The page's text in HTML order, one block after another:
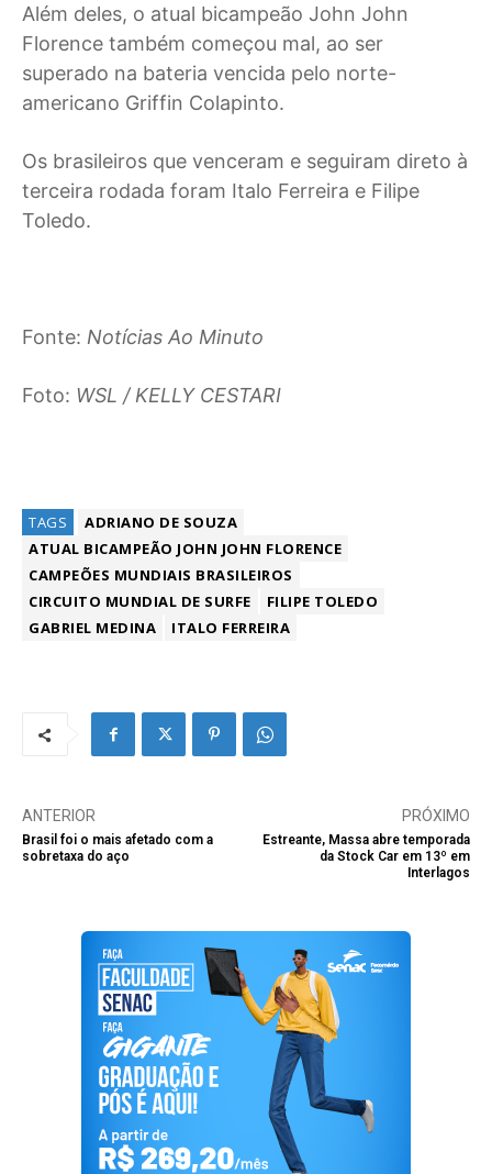
Além deles, o atual bicampeão John John
Florence também começou mal, ao ser
superado na bateria vencida pelo norte-
americano Griffin Colapinto.
Os brasileiros que venceram e seguiram direto à
terceira rodada foram Italo Ferreira e Filipe
Toledo.
Fonte: Notícias Ao Minuto
Foto: WSL / KELLY CESTARI
TAGS
ADRIANO DE SOUZA
ATUAL BICAMPEÃO JOHN JOHN FLORENCE
CAMPEÕES MUNDIAIS BRASILEIROS
CIRCUITO MUNDIAL DE SURFE
FILIPE TOLEDO
GABRIEL MEDINA
ITALO FERREIRA
ANTERIOR
Brasil foi o mais afetado com a
sobretaxa do aço
PRÓXIMO
Estreante, Massa abre temporada
da Stock Car em 13º em
Interlagos